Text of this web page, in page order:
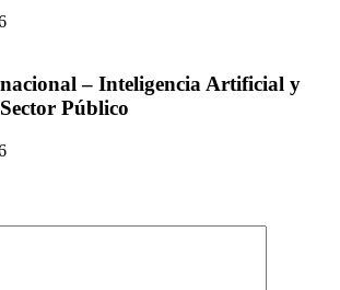
– Inteligencia Artificial y
Público